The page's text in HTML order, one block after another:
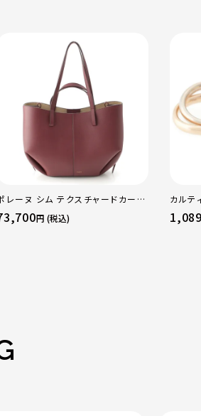
レーヌ シム テクスチャードカーフ
ザー トートバッグ ダークチェリー
レギュラー
円 (税込)
カルテ
sacai
トリ